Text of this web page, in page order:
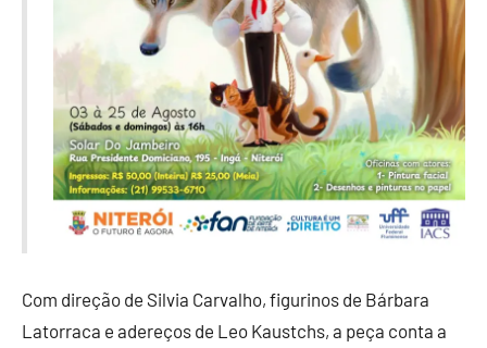
Com direção de Silvia Carvalho, figurinos de Bárbara
Latorraca e adereços de Leo Kaustchs, a peça conta a